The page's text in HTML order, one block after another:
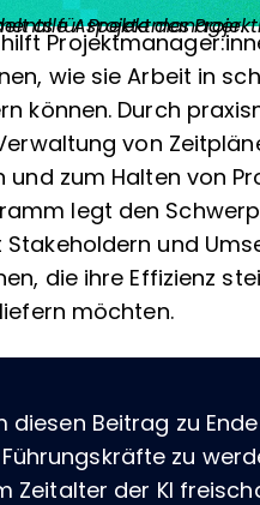
Grundlagen des Zeitmanagements für Projektmanager.
wie sie Arbeit in
können. Durch
von
zum Halten von
legt den
und
die ihre Effizienz
möchten.
Beitrag zu
zu
Zeitalter der KI